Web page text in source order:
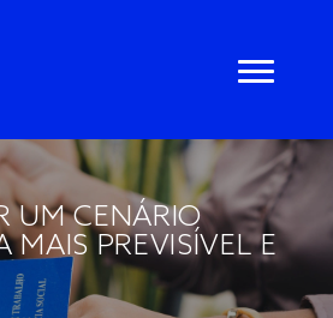
UM CENÁRIO
MAIS PREVISÍVEL E